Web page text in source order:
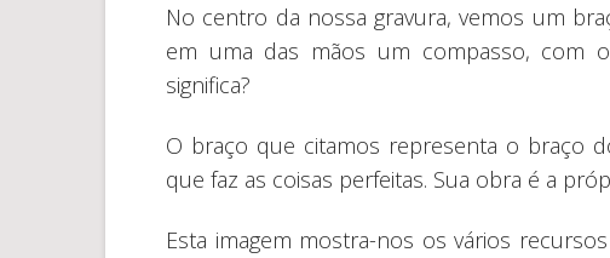
No centro da nossa gravura, vemos um
em uma das mãos um compasso, com
significa?
O braço que citamos representa o braço do
que faz as coisas perfeitas. Sua obra é a
Esta imagem mostra-nos os vários